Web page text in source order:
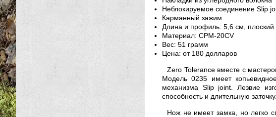
Неблокируемое соединение Slip
Карманный зажим
Длина и профиль: 5,6 см,
Материал: CPM-20CV
Вес: 51 грамм
Цена: от 180 долларов
Zero Tolerance вместе с
Модель 0235 имеет
механизма Slip joint. Лезвие
способность и длительную заточку.
Нож не имеет замка, но легко